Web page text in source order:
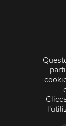
Registro
Fiscale e
Credits: